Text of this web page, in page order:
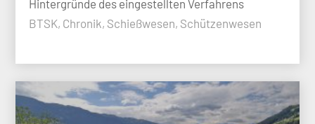
Hintergründe des eingestellten Verfahrens
BTSK, Chronik, Schießwesen, Schützenwesen